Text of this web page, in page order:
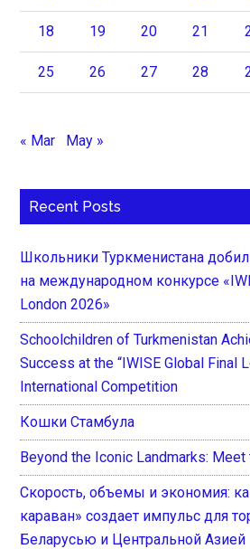
18 19 20 21
25 26 27 28
« Mar May »
Recent Posts
Школьники Туркменистана
на международном конкурсе
London 2026»
Schoolchildren of Turkmenistan
Success at the “IWISE Global Final
International Competition
Кошки Стамбула
Beyond the Iconic Landmarks:
Скорость, объемы и экономия:
караван» создает импульс для
Беларусью и Центральной Азией